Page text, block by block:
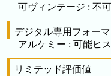
可ヴィンテージ : 不可
デジタル専用フォーマ
アルケミー : 可能ヒ
リミテッド評価値